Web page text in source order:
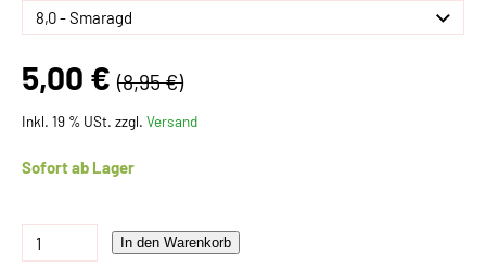
5,00 € (8,95 €)
Inkl. 19 % USt. zzgl. Versand
Sofort ab Lager
In den Warenkorb